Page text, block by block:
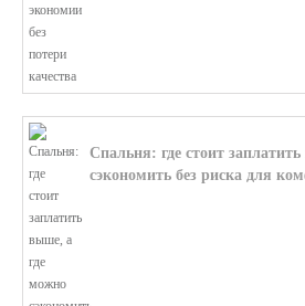
Спальня: где стоит
сэкономить без риска для